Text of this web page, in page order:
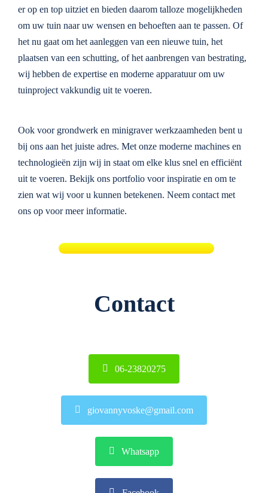
er op en top uitziet en bieden daarom talloze mogelijkheden
om uw tuin naar uw wensen en behoeften aan te passen. Of
het nu gaat om het aanleggen van een nieuwe tuin, het
plaatsen van een schutting, of het aanbrengen van bestrating,
wij hebben de expertise en moderne apparatuur om uw
tuinproject vakkundig uit te voeren.
Ook voor grondwerk en minigraver werkzaamheden bent u
bij ons aan het juiste adres. Met onze moderne machines en
technologieën zijn wij in staat om elke klus snel en efficiënt
uit te voeren. Bekijk ons portfolio voor inspiratie en om te
zien wat wij voor u kunnen betekenen. Neem contact met
ons op voor meer informatie.
Contact
06-23820275
giovannyvoske@gmail.com
Whatsapp